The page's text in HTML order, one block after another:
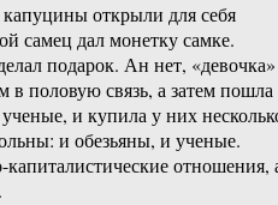
открыли для себя
самец дал монетку самке.
подарок. Ан нет, «девочка»
в половую связь, а затем пошла
и купила у них
и обезьяны, и ученые.
отношения,